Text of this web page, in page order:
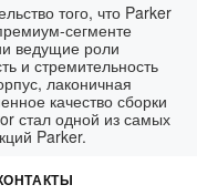
того, что Parker
сегменте
ведущие роли
и стремительность
лаконичная
качество сборки
стал одной из самых
Parker.